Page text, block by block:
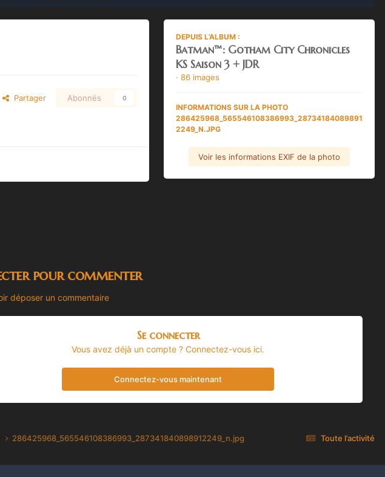
Partager Abonnés 0
DEPUIS L’ALBUM :
Batman™: Gotham City Chronicles
KS Saison 3 + JDR
· 86 images
INFORMATIONS SUR LA PHOTO
286425968_565546108386993_28734184089891
2249_N.JPG
Voir les informations EXIF de la photo
pour commenter
déposer un commentaire
Se connecter
Vous avez déjà un compte ? Connectez-vous ici.
Connectez-vous maintenant
Toute l’activité
286425968_565546108386993_287341840898912249_n.jpg